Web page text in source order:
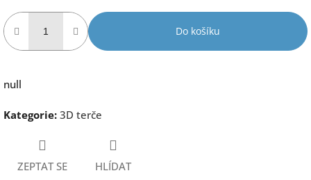
Do košíku
null
Kategorie: 3D terče
ZEPTAT SE HLÍDAT